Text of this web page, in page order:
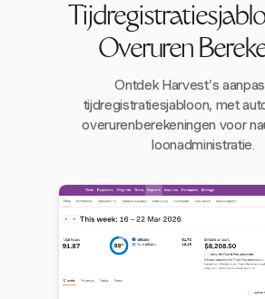
Overuren
Ontdek Harvest's
tijdregistratiesjabloon, met
overurenberekeningen voor
loonadministratie.